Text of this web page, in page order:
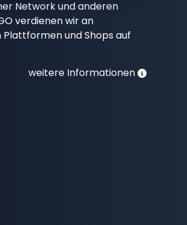
Network und anderen
verdienen wir an
Plattformen und Shops auf
weitere Informationen